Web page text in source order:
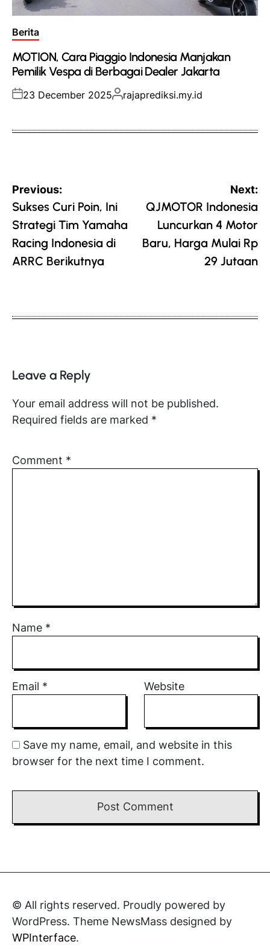
Posted
Berita
MOTION, Cara Piaggio Indonesia Manjakan
Pemilik Vespa di Berbagai Dealer Jakarta
Posted
23 December 2025Posted
rajaprediksi.my.id
Post
navigation
Previous:
Sukses Curi Poin, Ini
Strategi Tim Yamaha
Racing Indonesia di
ARRC Berikutnya
Next:
QJMOTOR Indonesia
Luncurkan 4 Motor
Baru, Harga Mulai Rp
29 Jutaan
Leave a Reply
Your email address will not be published.
Required fields are marked *
Comment *
Name *
Email * Website
Save my name, email, and website in this
browser for the next time I comment.
© All rights reserved. Proudly powered by
WordPress. Theme NewsMass designed by
WPInterface.